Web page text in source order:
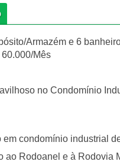
Armazém e 6
60.000/Mês
no Condomínio
em condomínio industrial
ao Rodoanel e à Rodovia